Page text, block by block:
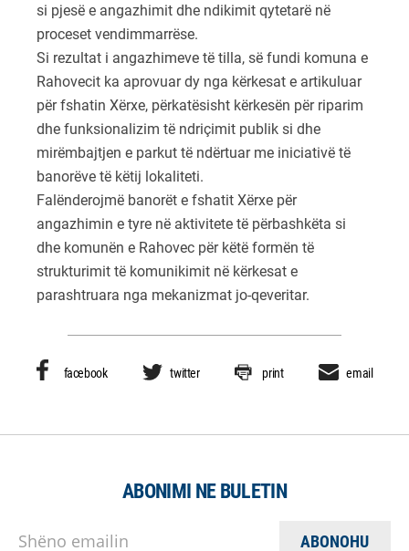
si pjesë e angazhimit dhe ndikimit qytetarë në
proceset vendimmarrëse.
Si rezultat i angazhimeve të tilla, së fundi komuna e
Rahovecit ka aprovuar dy nga kërkesat e artikuluar
për fshatin Xërxe, përkatësisht kërkesën për riparim
dhe funksionalizim të ndriçimit publik si dhe
mirëmbajtjen e parkut të ndërtuar me iniciativë të
banorëve të këtij lokaliteti.
Falënderojmë banorët e fshatit Xërxe për
angazhimin e tyre në aktivitete të përbashkëta si
dhe komunën e Rahovec për këtë formën të
strukturimit të komunikimit në kërkesat e
parashtruara nga mekanizmat jo-qeveritar.
facebook twitter print email
ABONIMI NE BULETIN
Shëno emailin